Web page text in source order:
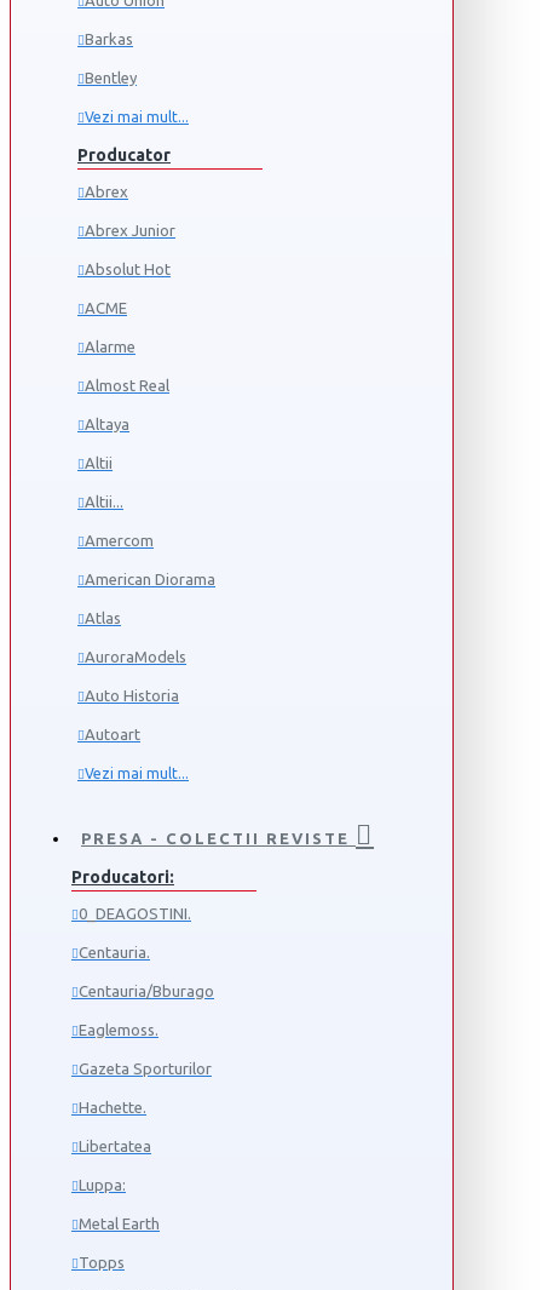
Barkas
Bentley
Vezi mai mult...
Producator
Abrex
Abrex Junior
Absolut Hot
ACME
Alarme
Almost Real
Altaya
Altii
Altii...
Amercom
American Diorama
Atlas
AuroraModels
Auto Historia
Autoart
Vezi mai mult...
PRESA - COLECTII REVISTE
Producatori:
0_DEAGOSTINI.
Centauria.
Centauria/Bburago
Eaglemoss.
Gazeta Sporturilor
Hachette.
Libertatea
Luppa:
Metal Earth
Topps